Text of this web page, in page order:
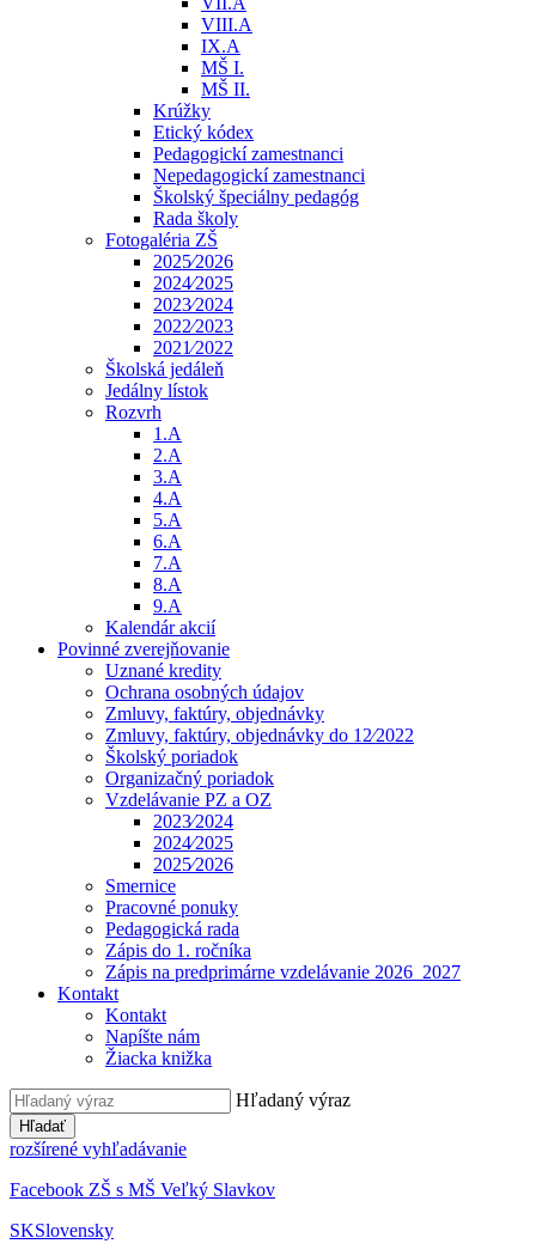
VIII.A
IX.A
MŠ I.
MŠ II.
Krúžky
Etický kódex
Pedagogickí zamestnanci
Nepedagogickí zamestnanci
Školský špeciálny pedagóg
Rada školy
Fotogaléria ZŠ
2025⁄2026
2024⁄2025
2023⁄2024
2022⁄2023
2021⁄2022
Školská jedáleň
Jedálny lístok
Rozvrh
1.A
2.A
3.A
4.A
5.A
6.A
7.A
8.A
9.A
Kalendár akcií
Povinné zverejňovanie
Uznané kredity
Ochrana osobných údajov
Zmluvy, faktúry, objednávky
Zmluvy, faktúry, objednávky do 12⁄2022
Školský poriadok
Organizačný poriadok
Vzdelávanie PZ a OZ
2023⁄2024
2024⁄2025
2025⁄2026
Smernice
Pracovné ponuky
Pedagogická rada
Zápis do 1. ročníka
Zápis na predprimárne vzdelávanie 2026_2027
Kontakt
Kontakt
Napíšte nám
Žiacka knižka
Hľadaný výraz
Hľadať
rozšírené vyhľadávanie
Facebook ZŠ s MŠ Veľký Slavkov
SKSlovensky